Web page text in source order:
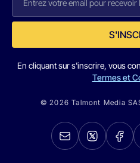
En cliquant sur s'inscrire, vous
Termes et
© 2026 Talmont Media